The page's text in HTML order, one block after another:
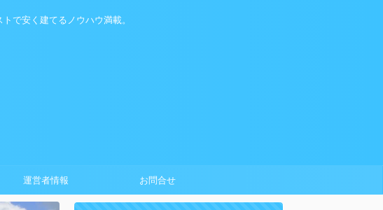
で安く建てるノウハウ満載。
運営者情報 お問合せ